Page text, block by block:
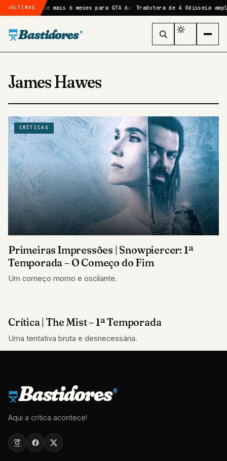
ÚLTIMAS
atraso de mais 6 meses para GTA 6 Tradutora de A Odisseia
Bastidores ®
James Hawes
CRÍTICAS
Primeiras Impressões | Snowpiercer: 1ª
Temporada – O Começo do Fim
Um começo morno e oscilante.
CRÍTICAS
Crítica | The Mist – 1ª Temporada
Uma tentativa bruta e desnecessária.
Bastidores®
Aqui a crítica acontece!